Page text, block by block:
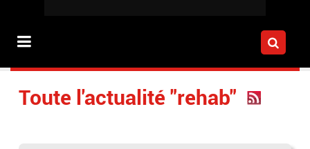
Toute l'actualité "rehab"